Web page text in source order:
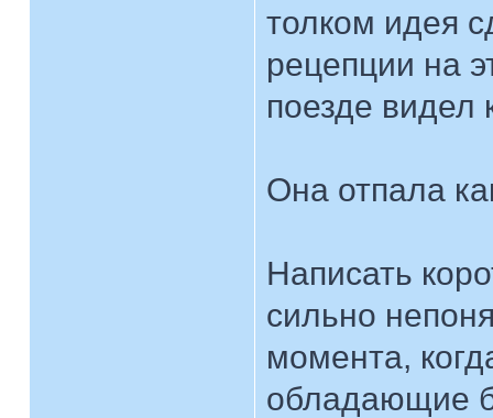
толком идея
рецепции на
поезде видел
Она отпала
Написать
сильно
момента,
обладающие